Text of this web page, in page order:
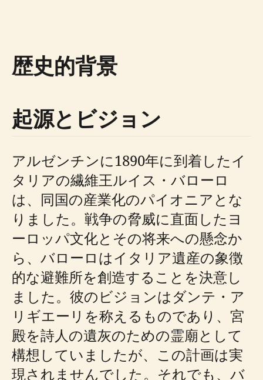
歴史的背景
起源とビジョン
アルゼンチンに1890年に到着したイ
タリアの繊維王ルイス・バローロ
は、同国の産業化のパイオニアとな
りました。戦争の脅威に直面したヨ
ーロッパ文化とその将来への懸念か
ら、バローロはイタリア遺産の象徴
的な避難所を創造することを決意し
ました。彼のビジョンはダンテ・ア
リギエーリを称えるものであり、宮
殿を詩人の遺灰のための霊廟として
構想していましたが、この計画は実
現されませんでした。それでも、バ